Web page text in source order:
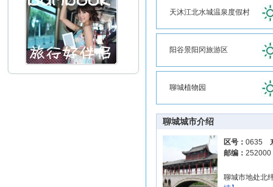
天沐江北水城温泉度假村
阳谷景阳冈旅游区
聊城植物园
聊城城市介绍
区号： 0635
邮编：
聊城市地处北